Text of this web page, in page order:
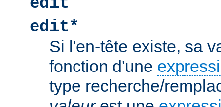
edit*
Si l'en-tête existe, sa
fonction d'une
type recherche/